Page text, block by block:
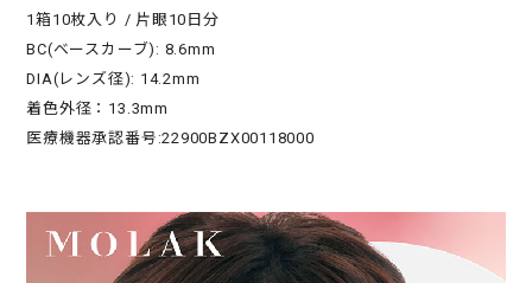
1箱10枚入り / 片眼10日分
BC(ベースカーブ): 8.6mm
DIA(レンズ径): 14.2mm
着色外径：13.3mm
医療機器承認番号:22900BZX00118000